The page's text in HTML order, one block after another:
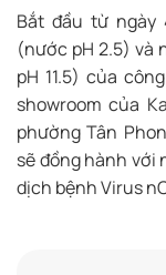
Bắt đầu từ ngày
(nước pH 2.5) và
pH 11.5) của
showroom của
phường Tân
sẽ đồng hành với
dịch bệnh Virus